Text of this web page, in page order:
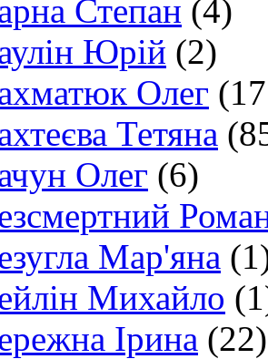
Степан (4)
Юрій (2)
Олег
Тетяна
Олег (6)
Мар'яна
Михайло
Ірина (22)